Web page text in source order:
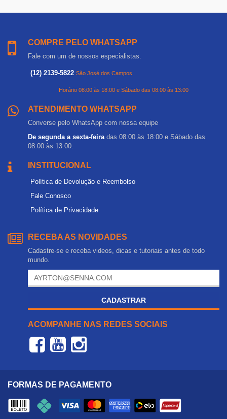
COMPRE PELO WHATSAPP
Fale com um de nossos especialistas.
(12) 2139-5822 São José dos Campos
Horário 08:00 às 18:00 e Sábado das 08:00 às 13:00
ATENDIMENTO WHATSAPP
Converse pelo WhatsApp com nossa equipe
De segunda a sexta-feiradas 08:00 às 18:00 e Sábado das
08:00 às 13:00.
INSTITUCIONAL
Política de Devolução e Reembolso
Fale Conosco
Política de Privacidade
RECEBA AS NOVIDADES
Cadastre-se e receba videos, dicas e tutoriais antes de todo
mundo.
CADASTRAR
ACOMPANHE NAS REDES SOCIAIS
FORMAS DE PAGAMENTO